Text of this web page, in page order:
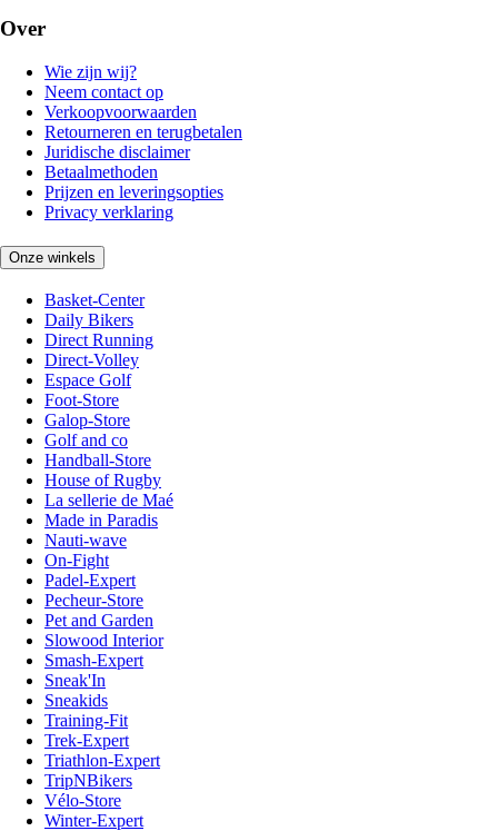
Over
Wie zijn wij?
Neem contact op
Verkoopvoorwaarden
Retourneren en terugbetalen
Juridische disclaimer
Betaalmethoden
Prijzen en leveringsopties
Privacy verklaring
Onze winkels
Basket-Center
Daily Bikers
Direct Running
Direct-Volley
Espace Golf
Foot-Store
Galop-Store
Golf and co
Handball-Store
House of Rugby
La sellerie de Maé
Made in Paradis
Nauti-wave
On-Fight
Padel-Expert
Pecheur-Store
Pet and Garden
Slowood Interior
Smash-Expert
Sneak'In
Sneakids
Training-Fit
Trek-Expert
Triathlon-Expert
TripNBikers
Vélo-Store
Winter-Expert